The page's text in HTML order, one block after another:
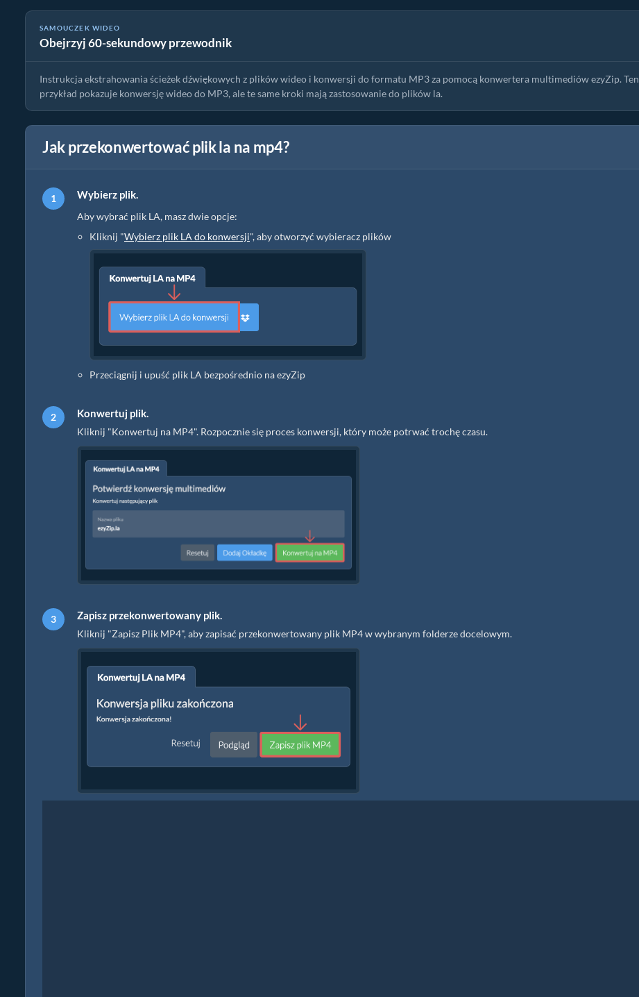
SAMOUCZEK WIDEO
Obejrzyj 60-sekundowy przewodnik
Jak konwertować pliki la online za darmo
Instrukcja ekstrahowania ścieżek dźwiękowych z plików wideo i konwersji do formatu MP3 za pomocą konwertera multimediów ezyZip. Ten
przykład pokazuje konwersję wideo do MP3, ale te same kroki mają zastosowanie do plików la.
Jak przekonwertować plik la na mp4?
Wybierz plik.
Aby wybrać plik LA, masz dwie opcje:
Kliknij "Wybierz plik LA do konwersji", aby otworzyć wybieracz plików
Przeciągnij i upuść plik LA bezpośrednio na ezyZip
Konwertuj plik.
Kliknij "Konwertuj na MP4". Rozpocznie się proces konwersji, który może potrwać trochę czasu.
Zapisz przekonwertowany plik.
Kliknij "Zapisz Plik MP4", aby zapisać przekonwertowany plik MP4 w wybranym folderze docelowym.